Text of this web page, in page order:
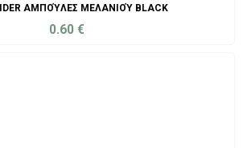
ΑΜΠΟΎΛΕΣ ΜΕΛΑΝΙΟΎ BLACK
0.60 €